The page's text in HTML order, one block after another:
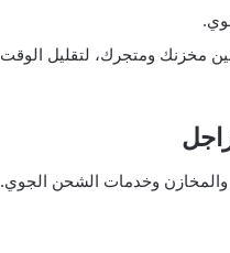
ومتجرك، لتقليل الوقت
وخدمات الشحن الجوي.